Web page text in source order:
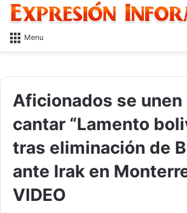
Menu
Aficionados se unen
cantar “Lamento
tras eliminación de
ante Irak en
VIDEO